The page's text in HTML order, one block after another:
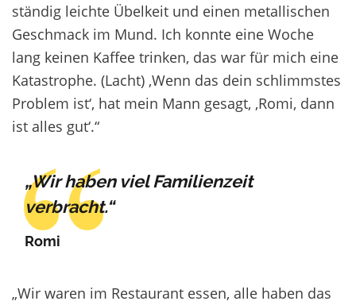
ständig leichte Übelkeit und einen metallischen
Geschmack im Mund. Ich konnte eine Woche
lang keinen Kaffee trinken, das war für mich eine
Katastrophe. (Lacht) ,Wenn das dein schlimmstes
Problem ist‘, hat mein Mann gesagt, ,Romi, dann
ist alles gut‘.“
„Wir haben viel Familienzeit
verbracht.“
Romi
„Wir waren im Restaurant essen, alle haben das